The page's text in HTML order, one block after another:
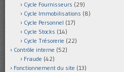
Cycle Fournisseurs (29)
Cycle Immobilisations (8)
Cycle Personnel (17)
Cycle Stocks (14)
Cycle Trésorerie (22)
Contrôle interne (52)
Fraude (42)
Fonctionnement du site (13)